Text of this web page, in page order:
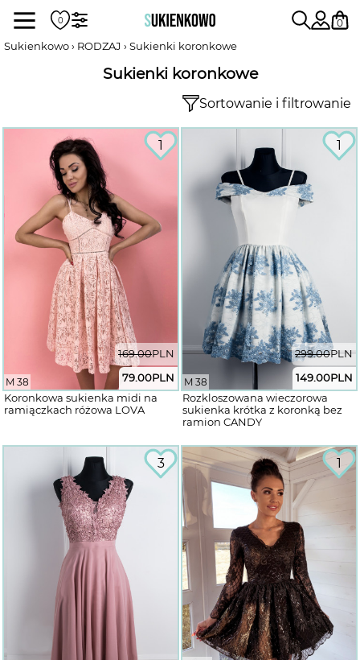
Sukienki
POKAŻ WSZYSTKIE SUKIENKI
DŁUGOŚĆ
RODZAJ
DEKOLT
WEDŁUG KOLORU
0
Sukienkowo
RODZAJ Sukienki koronkowe
Sukienki koronkowe
Sortowanie i filtrowanie
1
M 38
169.00PLN
79.00PLN
Koronkowa sukienka midi na
ramiączkach różowa LOVA
1
M 38
299.00PLN
149.00PLN
Rozkloszowana wieczorowa
sukienka krótka z koronką bez
ramion CANDY
3 1